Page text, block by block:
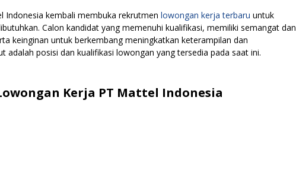
Indonesia kembali membuka rekrutmen lowongan kerja terbaru untuk
Calon kandidat yang memenuhi kualifikasi, memiliki semangat dan
keinginan untuk berkembang meningkatkan keterampilan dan
adalah posisi dan kualifikasi lowongan yang tersedia pada saat ini.
Kerja PT Mattel Indonesia